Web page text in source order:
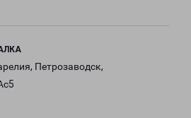
Петрозаводск,